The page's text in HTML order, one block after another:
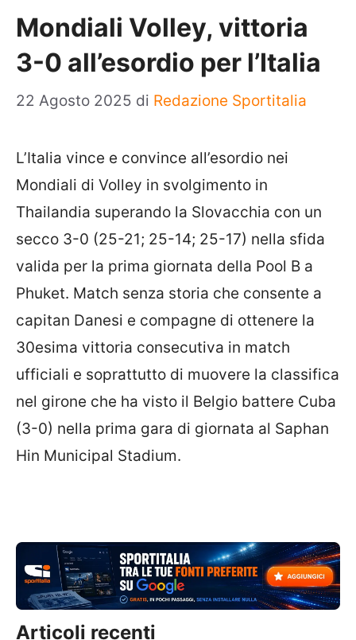
Mondiali Volley, vittoria
3-0 all’esordio per l’Italia
22 Agosto 2025 di Redazione Sportitalia
L’Italia vince e convince all’esordio nei
Mondiali di Volley in svolgimento in
Thailandia superando la Slovacchia con un
secco 3-0 (25-21; 25-14; 25-17) nella sfida
valida per la prima giornata della Pool B a
Phuket. Match senza storia che consente a
capitan Danesi e compagne di ottenere la
30esima vittoria consecutiva in match
ufficiali e soprattutto di muovere la classifica
nel girone che ha visto il Belgio battere Cuba
(3-0) nella prima gara di giornata al Saphan
Hin Municipal Stadium.
Articoli recenti